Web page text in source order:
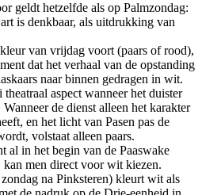
geldt hetzelfde als op Palmzondag:
is denkbaar, als uitdrukking van
van vrijdag voort (paars of rood),
dat het verhaal van de opstanding
naar binnen gedragen in wit.
aspect wanneer het duister
de dienst alleen het karakter
en het licht van Pasen pas de
volstaat alleen paars.
al in het begin van de Paaswake
men direct voor wit kiezen.
na Pinksteren) kleurt wit als